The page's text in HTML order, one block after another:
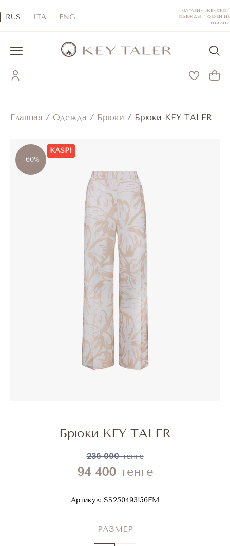
RUS ITA ENG
МАГАЗИН ЖЕНСКОЙ
ОДЕЖДЫ И ОБУВИ ИЗ
ИТАЛИИ
Главная / Одежда / Брюки / Брюки KEY TALER
-60%
KASPI
Брюки KEY TALER
236 000 тенге
94 400 тенге
Артикул: SS250493156FM
РАЗМЕР